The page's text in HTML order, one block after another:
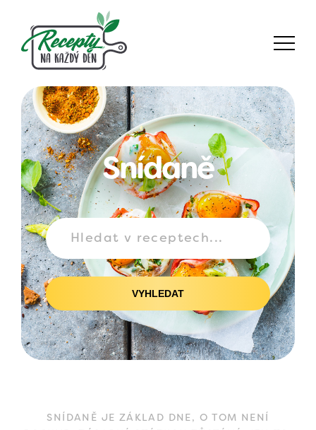
Snídaně
VYHLEDAT
SNÍDANĚ JE ZÁKLAD DNE, O TOM NENÍ